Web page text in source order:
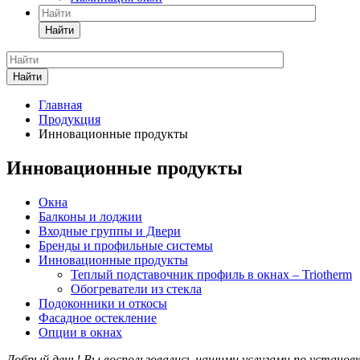
Найти
Найти
Главная
Продукция
Инновационные продукты
Инновационные продукты
Окна
Балконы и лоджии
Входные группы и Двери
Бренды и профильные системы
Инновационные продукты
Теплый подставочник профиль в окнах – Triotherm
Обогреватели из стекла
Подоконники и откосы
Фасадное остекление
Опции в окнах